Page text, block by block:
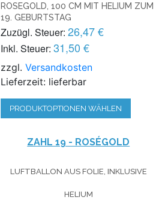
ROSEGOLD, 100 CM MIT HELIUM ZUM
19. GEBURTSTAG
Zuzügl. Steuer: 26,47 €
Inkl. Steuer: 31,50 €
zzgl.Versandkosten
Lieferzeit: lieferbar
PRODUKTOPTIONEN WÄHLEN
ZAHL 19 - ROSÉGOLD
LUFTBALLON AUS FOLIE, INKLUSIVE
HELIUM